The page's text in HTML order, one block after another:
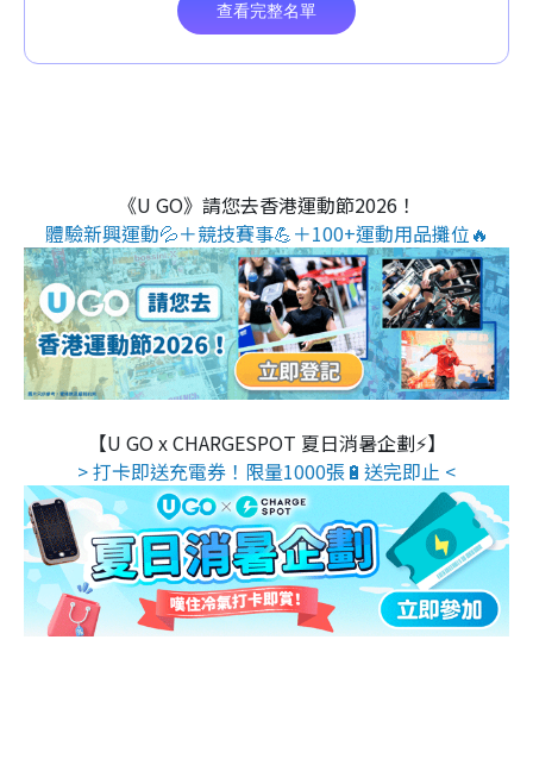
《U GO》請您去香港運動節2026！
體驗新興運動💦＋競技賽事💪＋100+運動用品攤位🔥
【U GO x CHARGESPOT 夏日消暑企劃⚡】
> 打卡即送充電券！限量1000張🔋送完即止 <